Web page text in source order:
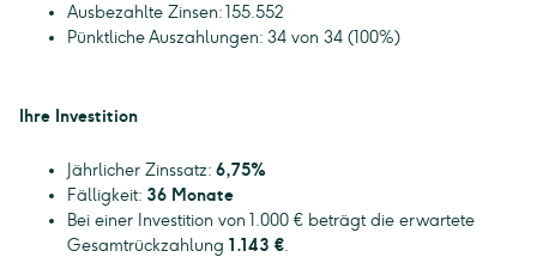
Ausbezahlte Zinsen: 155.552
Pünktliche Auszahlungen: 34 von 34 (100%)
Ihre Investition
Jährlicher Zinssatz: 6,75%
Fälligkeit: 36 Monate
Bei einer Investition von 1.000 € beträgt die erwartete
Gesamtrückzahlung 1.143 €.